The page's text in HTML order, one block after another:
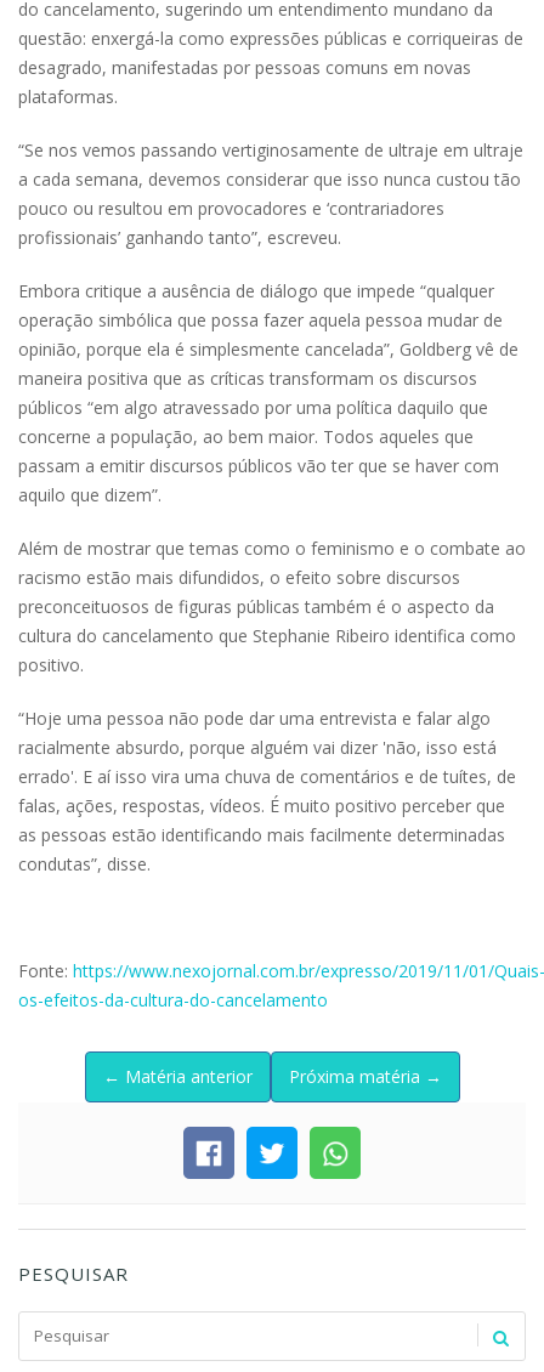
do cancelamento, sugerindo um entendimento mundano da
questão: enxergá-la como expressões públicas e corriqueiras de
desagrado, manifestadas por pessoas comuns em novas
plataformas.
“Se nos vemos passando vertiginosamente de ultraje em ultraje
a cada semana, devemos considerar que isso nunca custou tão
pouco ou resultou em provocadores e ‘contrariadores
profissionais’ ganhando tanto”, escreveu.
Embora critique a ausência de diálogo que impede “qualquer
operação simbólica que possa fazer aquela pessoa mudar de
opinião, porque ela é simplesmente cancelada”, Goldberg vê de
maneira positiva que as críticas transformam os discursos
públicos “em algo atravessado por uma política daquilo que
concerne a população, ao bem maior. Todos aqueles que
passam a emitir discursos públicos vão ter que se haver com
aquilo que dizem”.
Além de mostrar que temas como o feminismo e o combate ao
racismo estão mais difundidos, o efeito sobre discursos
preconceituosos de figuras públicas também é o aspecto da
cultura do cancelamento que Stephanie Ribeiro identifica como
positivo.
“Hoje uma pessoa não pode dar uma entrevista e falar algo
racialmente absurdo, porque alguém vai dizer 'não, isso está
errado'. E aí isso vira uma chuva de comentários e de tuítes, de
falas, ações, respostas, vídeos. É muito positivo perceber que
as pessoas estão identificando mais facilmente determinadas
condutas”, disse.
Fonte: https://www.nexojornal.com.br/expresso/2019/11/01/Quais-
os-efeitos-da-cultura-do-cancelamento
← Matéria anterior Próxima matéria →
PESQUISAR